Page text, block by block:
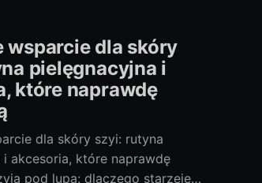
wsparcie dla skóry
pielęgnacyjna i
które naprawdę
dla skóry szyi: rutyna
i akcesoria, które naprawdę
pod lupą: dlaczego starzeje